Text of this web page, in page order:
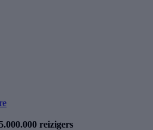
reizigers